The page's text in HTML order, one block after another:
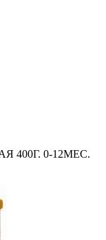
400Г. 0-12МЕС.